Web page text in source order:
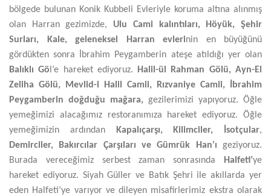
bölgede bulunan Konik Kubbeli Evleriyle koruma altına alınmış
olan Harran gezimizde, Ulu Cami kalıntıları, Höyük, Şehir
Surları, Kale, geleneksel Harran evlerinin en büyüğünü
gördükten sonra İbrahim Peygamberin ateşe atıldığı yer olan
Balıklı Gö l’e hareket ediyoruz.
Halil-ül Rahman Gölü, Ayn-El
Zeliha Gölü, Mevlid-i Halil Camii, Rızvaniye Camii, İbrahim
Peygamberin doğduğu mağara, gezilerimizi yapıyoruz. Öğle
yemeğimizi alacağımız restoranımıza hareket ediyoruz. Öğle
yemeğimizin ardından
Kapalıçarşı, Kilimciler, İsotçular,
Demirciler, Bakırcılar Çarşıları ve Gümrük Han’ı geziyoruz.
Burada vereceğimiz serbest zaman sonrasında
Halfeti’ye
hareket ediyoruz. Siyah Güller ve Batık Şehri ile akıllarda yer
eden Halfeti’ye varıyor ve dileyen misafirlerimiz ekstra olarak